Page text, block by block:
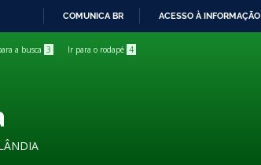
COMUNICA BR ACESSO À INFORMAÇÃO
a busca 3 Ir para o rodapé 4